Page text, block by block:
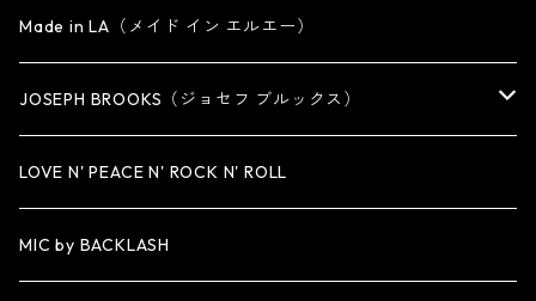
OTHER
CUFF
KEY CHAIN
WALLET CHAIN
WALLET
BRACELET
CUFF・BANGLE
NECKLACE
KEY CHAIN
PENDANT
NECKLACE
BRACELET
SMALL
MEDIUM
Made in LA（メイド イン エルエー）
JOSEPH BROOKS（ジョセフ ブルックス）
BRACELET
NECKLACE
LOVE N' PEACE N' ROCK N' ROLL
MIC by BACKLASH